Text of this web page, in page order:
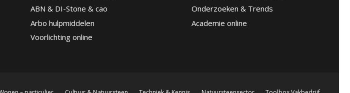
ABN & DI-Stone & cao
Arbo hulpmiddelen
Voorlichting online
Onderzoeken & Trends
Academie online